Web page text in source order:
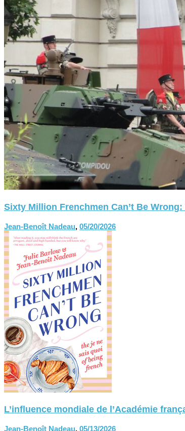
Sixty Million Frenchmen Can’t Be
Jean-Benoît Nadeau, 05/20/2026
L’influence mondiale de l’Académie
Jean-Benoît Nadeau, 05/13/2026